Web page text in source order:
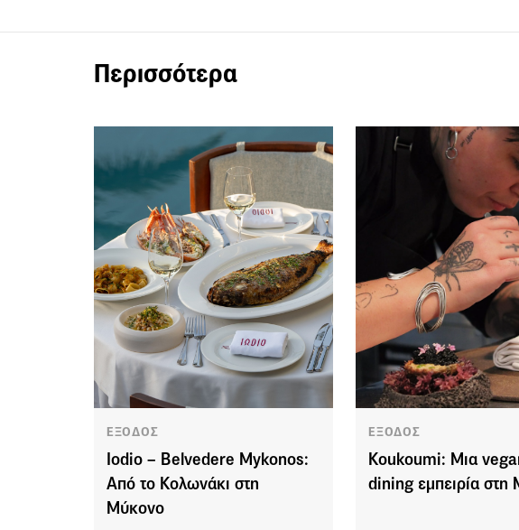
Περισσότερα
ΕΞΟΔΟΣ
Iodio – Belvedere Mykonos:
Από το Κολωνάκι στη
Μύκονο
ΕΞΟΔΟΣ
Koukoumi: Μια
dining εμπειρία στη